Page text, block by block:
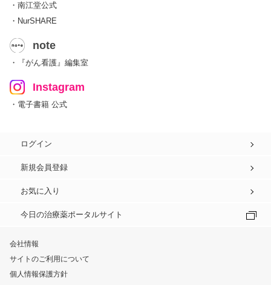
・南江堂公式
・NurSHARE
note
・『がん看護』編集室
Instagram
・電子書籍 公式
ログイン
新規会員登録
お気に入り
今日の治療薬ポータルサイト
会社情報
サイトのご利用について
個人情報保護方針